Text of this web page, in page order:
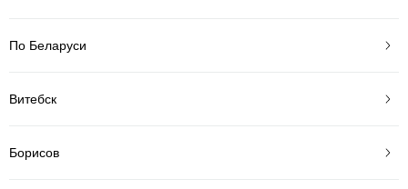
По Беларуси
Витебск
Борисов